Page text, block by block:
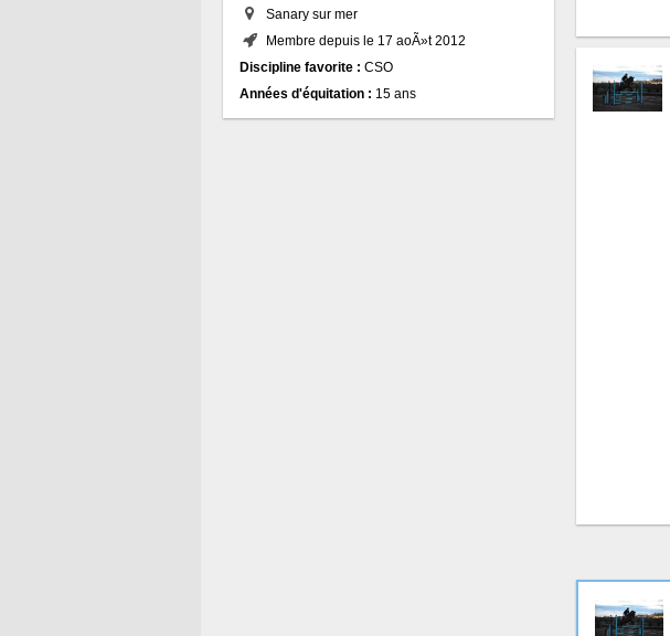
Sanary sur mer
Membre depuis le 17 aoÃ»t 2012
Discipline favorite : CSO
Années d'équitation : 15 ans